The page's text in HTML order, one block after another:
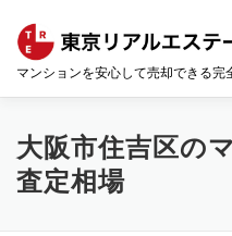
ツ
マンションを安心して売却できる完
HOME 会社概要
大阪市住吉区の
査定相場